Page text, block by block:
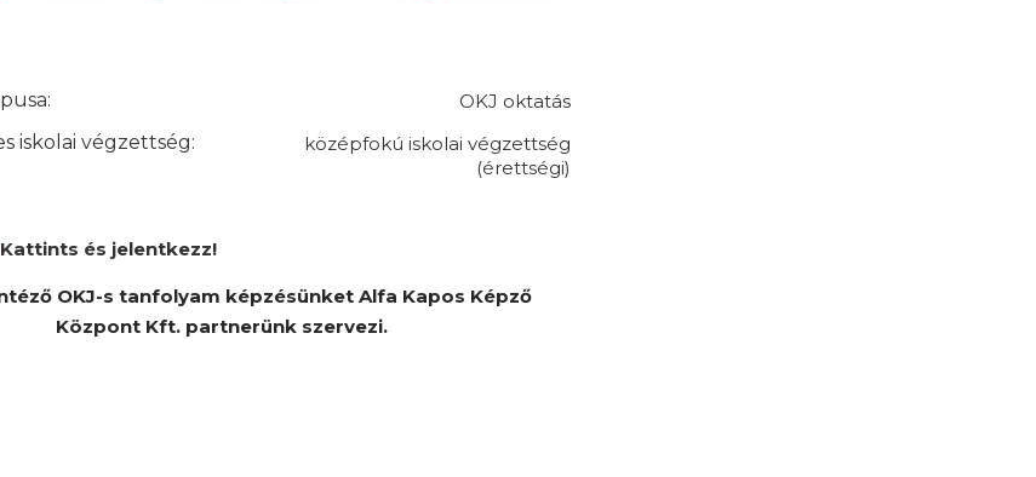
OKJ oktatás
iskolai végzettség:
középfokú iskolai végzettség
(érettségi)
Kattints és jelentkezz!
OKJ-s tanfolyam képzésünket Alfa Kapos Képző
Központ Kft. partnerünk szervezi.